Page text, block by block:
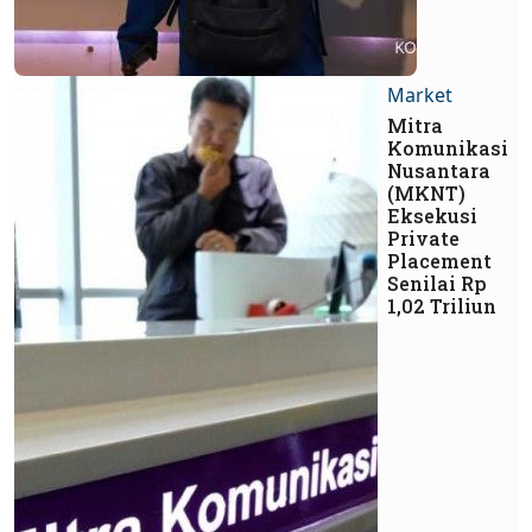
Market
Mitra
Komunikasi
Nusantara
(MKNT)
Eksekusi
Private
Placement
Senilai Rp
1,02 Triliun